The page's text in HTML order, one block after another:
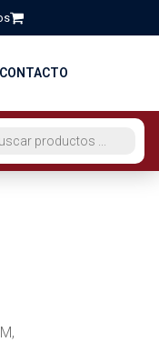
CONTACTO
DE PRODUCTOS